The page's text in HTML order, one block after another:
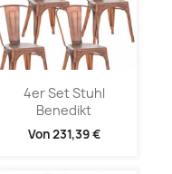
4er Set Stuhl
Benedikt
Von231,39 €